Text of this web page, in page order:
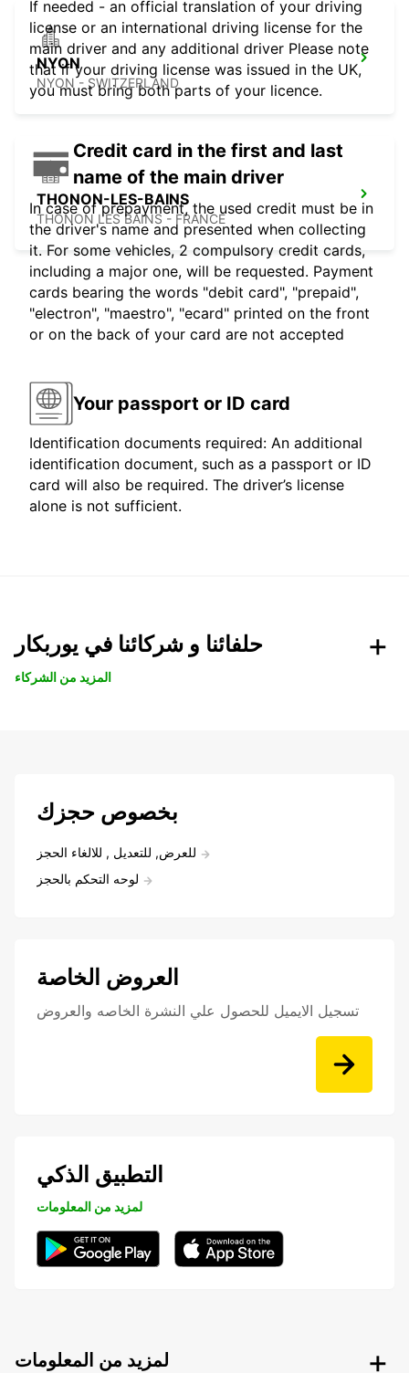
NYON
NYON - SWITZERLAND
THONON-LES-BAINS
THONON LES BAINS - FRANCE
If needed - an official translation of your driving
license or an international driving license for the
main driver and any additional driver Please note
that if your driving license was issued in the UK,
you must bring both parts of your licence.
Credit card in the first and last
name of the main driver
In case of prepayment, the used credit must be in
the driver's name and presented when collecting
it. For some vehicles, 2 compulsory credit cards,
including a major one, will be requested. Payment
cards bearing the words "debit card", "prepaid",
"electron", "maestro", "ecard" printed on the front
or on the back of your card are not accepted
Your passport or ID card
Identification documents required: An additional
identification document, such as a passport or ID
card will also be required. The driver’s license
alone is not sufficient.
حلفائنا و شركائنا في يوربكار
المزيد من الشركاء
بخصوص حجزك
للعرض, للتعديل , للالغاء الحجز
لوحه التحكم بالحجز
العروض الخاصة
تسجيل الايميل للحصول علي النشرة الخاصه والعروض
التطبيق الذكي
لمزيد من المعلومات
لمزيد من المعلومات